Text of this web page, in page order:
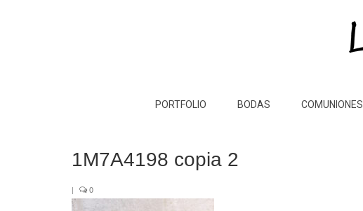
PORTFOLIO BODAS COMUNIONES
1M7A4198 copia 2
| 0